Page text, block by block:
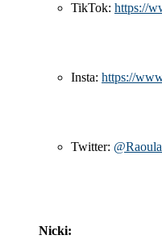
TikTok: https://
Insta: https://
Twitter:
Nicki: